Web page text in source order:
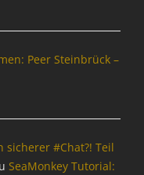
Peer Steinbrück –
sicherer #Chat?! Teil
SeaMonkey Tutorial: